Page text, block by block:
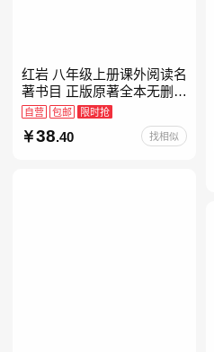
红岩 八年级上册课外阅读名
著书目 正版原著全本无删减
罗广斌杨益言著爱国主义红
色经典书籍初中生课外书中
国青年出版社
自营 包邮 限时抢
38.40 找相似